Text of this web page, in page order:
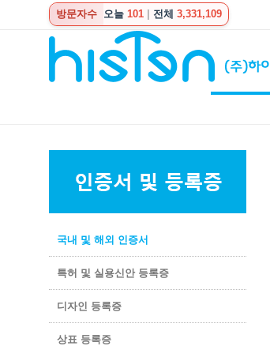
방문자수 오늘 101 전체 3,331,109
국내 및 해외 인증서
특허 및 실용신안 등록증
디자인 등록증
상표 등록증